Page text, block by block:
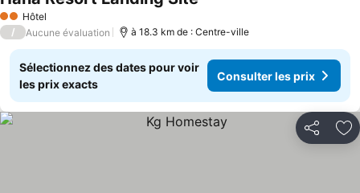
2 Étoiles
Hôtel
/ Aucune évaluation à 18.3 km de : Centre-ville
Sélectionnez des dates pour voir
les prix exacts
Consulter les prix
Partager